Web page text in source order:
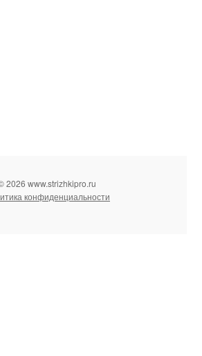
2026 www.strizhkipro.ru
конфиденциальности